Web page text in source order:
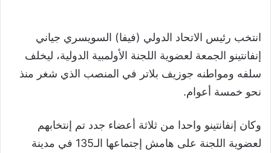
انتخب رئيس الاتحاد الدولي (فيفا) السويسري جياني
إنفانتينو الجمعة لعضوية اللجنة الأولمبية الدولية، ليخلف
سلفه ومواطنه جوزيف بلاتر في المنصب الذي شغر منذ
نحو خمسة أعوام.
وكان إنفانتينو واحدا من ثلاثة أعضاء جدد تم إنتخابهم
لعضوية اللجنة على هامش إجتماعها الـ135 في مدينة